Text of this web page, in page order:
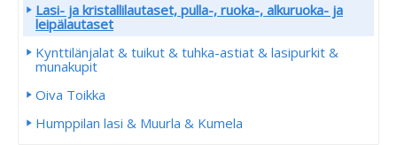
Lasi- ja kristallilautaset, pulla-, ruoka-, alkuruoka- ja
leipälautaset
Kynttilänjalat & tuikut & tuhka-astiat & lasipurkit &
munakupit
Oiva Toikka
Humppilan lasi & Muurla & Kumela